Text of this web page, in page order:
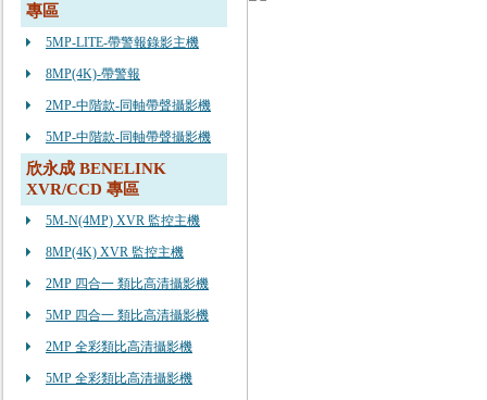
專區
5MP-LITE-帶警報錄影主機
8MP(4K)-帶警報
2MP-中階款-同軸帶聲攝影機
5MP-中階款-同軸帶聲攝影機
欣永成 BENELINK
XVR/CCD 專區
5M-N(4MP) XVR 監控主機
8MP(4K) XVR 監控主機
2MP 四合一 類比高清攝影機
5MP 四合一 類比高清攝影機
2MP 全彩類比高清攝影機
5MP 全彩類比高清攝影機